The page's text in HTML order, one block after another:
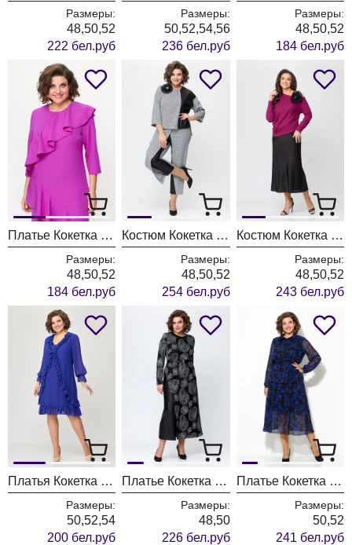
Размеры:
48,50,52
222 бел.руб
Размеры:
50,52,54,56
236 бел.руб
Размеры:
48,50,52
184 бел.руб
Платье Кокетка и К 1131 фуксия
Размеры:
48,50,52
184 бел.руб
Костюм Кокетка и К 1126 серый+черный
Размеры:
48,50,52
254 бел.руб
Костюм Кокетка и К 1127
Размеры:
48,50,52
243 бел.руб
Платья Кокетка и К 1123 василек
Размеры:
50,52,54
200 бел.руб
Платье Кокетка и К 1119 черный+белый
Размеры:
48,50
226 бел.руб
Платье Кокетка и К 1070 синий+черный
Размеры:
50,52
241 бел.руб